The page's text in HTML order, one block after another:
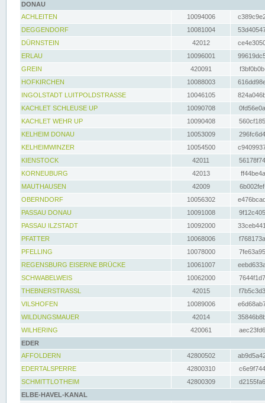
DONAU
ACHLEITEN
10094006
DEGGENDORF
10081004
DÜRNSTEIN
42012
ERLAU
10096001
GREIN
420091
HOFKIRCHEN
10088003
INGOLSTADT LUITPOLDSTRASSE
10046105
KACHLET SCHLEUSE UP
10090708
KACHLET WEHR UP
10090408
KELHEIM DONAU
10053009
KELHEIMWINZER
10054500
KIENSTOCK
42011
KORNEUBURG
42013
MAUTHAUSEN
42009
OBERNDORF
10056302
PASSAU DONAU
10091008
PASSAU ILZSTADT
10092000
PFATTER
10068006
PFELLING
10078000
REGENSBURG EISERNE BRÜCKE
10061007
SCHWABELWEIS
10062000
THEBNERSTRASSL
42015
VILSHOFEN
10089006
WILDUNGSMAUER
42014
WILHERING
420061
EDER
AFFOLDERN
42800502
EDERTALSPERRE
42800310
SCHMITTLOTHEIM
42800309
ELBE-HAVEL-KANAL